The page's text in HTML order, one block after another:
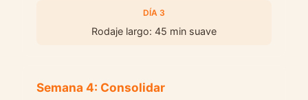
DÍA 3
Rodaje largo: 45 min suave
Semana 4: Consolidar